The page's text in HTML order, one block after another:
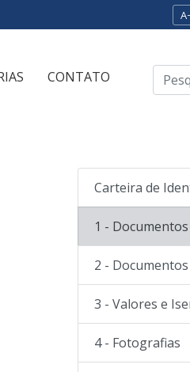
CONTATO
Carteira de
1 -
2 -
3 - Valores e
4 - Fotografias